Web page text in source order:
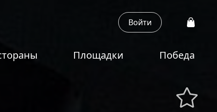
Войти
Площадки Победа